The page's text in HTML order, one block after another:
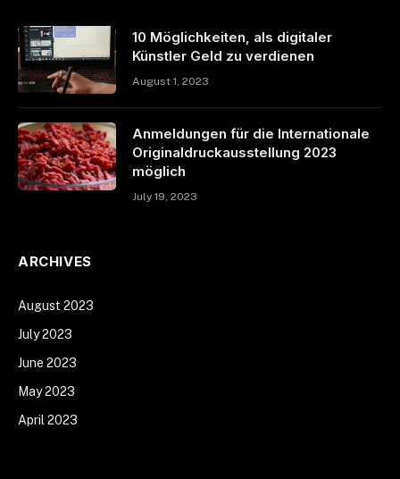
10 Möglichkeiten, als digitaler
Künstler Geld zu verdienen
August 1, 2023
Anmeldungen für die Internationale
Originaldruckausstellung 2023
möglich
July 19, 2023
ARCHIVES
August 2023
July 2023
June 2023
May 2023
April 2023